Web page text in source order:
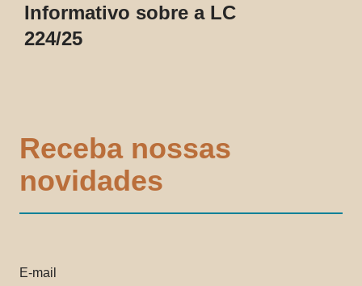
Informativo sobre a LC
224/25
Receba nossas
novidades
E-mail